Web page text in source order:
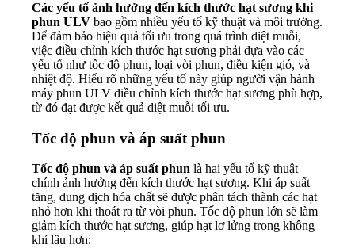
Các yếu tố ảnh hưởng đến kích thước hạt sương khi
phun ULV bao gồm nhiều yếu tố kỹ thuật và môi trường.
Để đảm bảo hiệu quả tối ưu trong quá trình diệt muỗi,
việc điều chỉnh kích thước hạt sương phải dựa vào các
yếu tố như tốc độ phun, loại vòi phun, điều kiện gió, và
nhiệt độ. Hiểu rõ những yếu tố này giúp người vận hành
máy phun ULV điều chỉnh kích thước hạt sương phù hợp,
từ đó đạt được kết quả diệt muỗi tối ưu.
Tốc độ phun và áp suất phun
Tốc độ phun và áp suất phun là hai yếu tố kỹ thuật
chính ảnh hưởng đến kích thước hạt sương. Khi áp suất
tăng, dung dịch hóa chất sẽ được phân tách thành các hạt
nhỏ hơn khi thoát ra từ vòi phun. Tốc độ phun lớn sẽ làm
giảm kích thước hạt sương, giúp hạt lơ lửng trong không
khí lâu hơn: